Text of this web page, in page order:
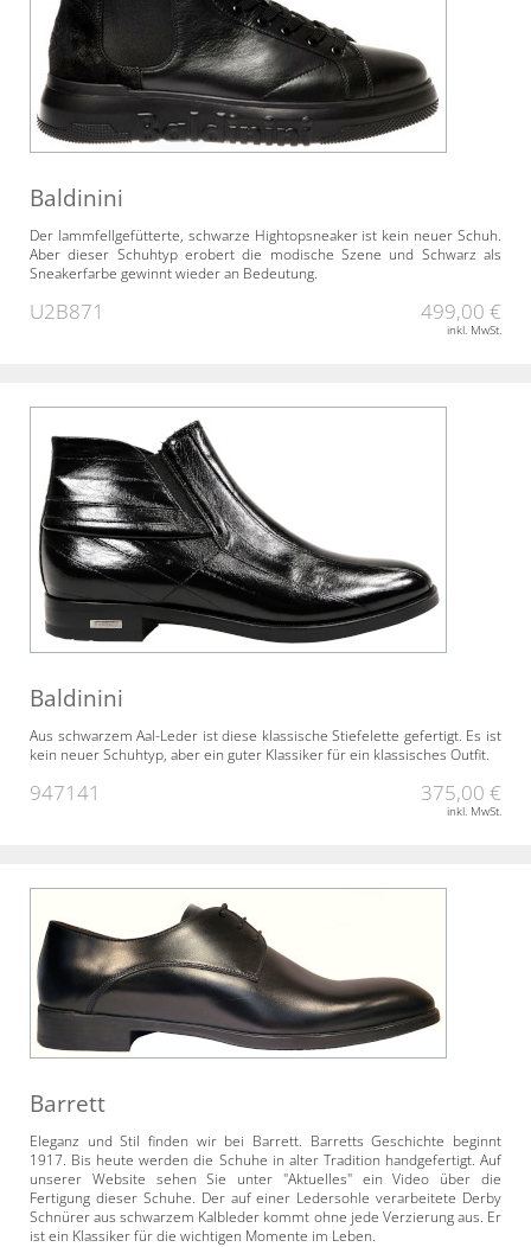
Baldinini
Der lammfellgefütterte, schwarze Hightopsneaker ist kein neuer Schuh.
Aber dieser Schuhtyp erobert die modische Szene und Schwarz als
Sneakerfarbe gewinnt wieder an Bedeutung.
U2B871 499,00 €
inkl. MwSt.
Baldinini
Aus schwarzem Aal-Leder ist diese klassische Stiefelette gefertigt. Es ist
kein neuer Schuhtyp, aber ein guter Klassiker für ein klassisches Outfit.
947141 375,00 €
inkl. MwSt.
Barrett
Eleganz und Stil finden wir bei Barrett. Barretts Geschichte beginnt
1917. Bis heute werden die Schuhe in alter Tradition handgefertigt. Auf
unserer Website sehen Sie unter "Aktuelles" ein Video über die
Fertigung dieser Schuhe. Der auf einer Ledersohle verarbeitete Derby
Schnürer aus schwarzem Kalbleder kommt ohne jede Verzierung aus. Er
ist ein Klassiker für die wichtigen Momente im Leben.